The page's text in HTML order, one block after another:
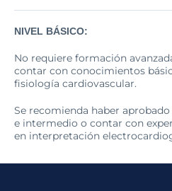
NIVEL BÁSICO:
No requiere formación
contar con conocimientos
fisiología cardiovascular.
Se recomienda haber
e intermedio o contar con
en interpretación